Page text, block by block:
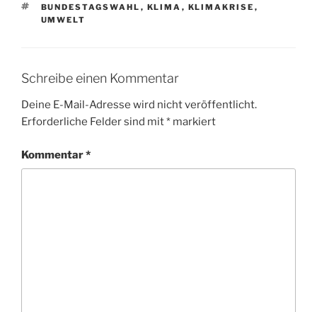
SCHLAGWÖRTER
BUNDESTAGSWAHL , KLIMA , KLIMAKRISE ,
UMWELT
Schreibe einen Kommentar
Deine E-Mail-Adresse wird nicht veröffentlicht.
Erforderliche Felder sind mit* markiert
Kommentar*